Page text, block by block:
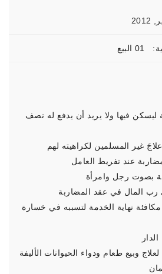
01 البيع
فيها ولا يريد أن يدفع له نصف
غير المسلمين لكراهيته لهم
عند تفريط العامل
بصوت رجل وامرأة
المال في عقد المضاربة
نهاية الخدمة لتسببه في خسارة
وبيع طعام ودواء الحيوانات الأليفة